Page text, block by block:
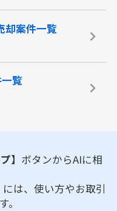
却案件一覧
覧
】 ボタンからAIに相
には、使い方やお取引